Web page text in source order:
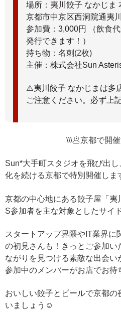
場所：夷川餃子 なかじ
京都市中京区西洞院通夷
参加費：3,000円 （飲食
発行できます！）
持ち物：名刺(2枚)
主催：株式会社Sun
⚠️夷川餃子 なかじまは多
ご注意ください。必ず上
\\\🥟京都で開
Sun*大手町スタジオを飛び出
化を続ける京都で特別開催しま
京都の中心地にある餃子屋「 夷
S参加者を主な対象としたサイ
スタートアップ界隈やIT業界に
の初見さんも！きっとご参加い
ながりを見つける素敵な出会
参加中のメンバーがお店でお待
おいしい餃子とビールで京都
いましょう☺️